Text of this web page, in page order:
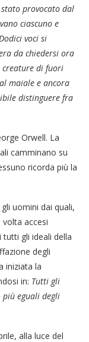
provocato dal
ciascuno e
voci si
da chiedersi ora
creature di fuori
maiale e ancora
distinguere fra
Orwell. La
camminano su
ricorda più la
uomini dai quali,
accesi
gli ideali della
degli
iniziata la
in: Tutti gli
eguali degli
alla luce del